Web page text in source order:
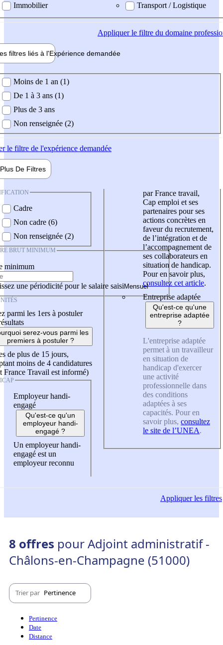
Immobilier
Transport / Logistique
Appliquerle filtre du domaine
filtres liés à l'Expérience demandée
demandée
Moins de 1 an (1)
De 1 à 3 ans (1)
Plus de 3 ans
Non renseignée (2)
le filtre de l'expérience demandée
Plus De Filtres
Cadre
Non cadre (6)
Non renseignée (2)
BRUT MINIMUM
minimum
une périodicité pour le salaire saisi
parmi les 1ers à postuler
serez-vous parmi les
premiers à postuler ?
de plus de 15 jours,
moins de 4 candidatures
France Travail est informé)
Employeur handi-
engagé
Qu'est-ce qu'un
employeur handi-
engagé ?
Un employeur handi-
engagé est un
employeur reconnu
par France travail,
Cap emploi et ses
partenaires pour ses
actions concrètes en
faveur du recrutement,
de l’intégration et de
l’accompagnement de
ses collaborateurs en
situation de handicap.
Pour en savoir plus,
consultez cet article.
Entreprise adaptée
Qu'est-ce qu'une
entreprise adaptée
?
L'entreprise adaptée
permet à un travailleur
en situation de
handicap d'exercer
une activité
professionnelle dans
des conditions
adaptées à ses
capacités. Pour en
savoir plus, consultez
le site de l’UNEA.
Appliquerles filtres
8 offres pour Adjoint administratif -
Châlons-en-Champagne (51000)
Trier par Pertinence
Pertinence
Date
Distance